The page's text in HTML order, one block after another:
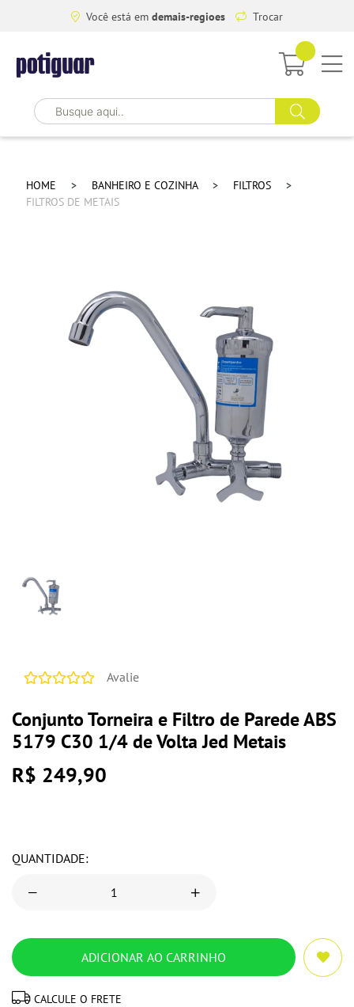
Você está em demais-regioes Trocar
HOME BANHEIRO E COZINHA
FILTROS
FILTROS DE METAIS
Avalie
Conjunto Torneira e Filtro de Parede ABS
5179 C30 1/4 de Volta Jed Metais
R$ 249,90
QUANTIDADE:
CALCULE O FRETE